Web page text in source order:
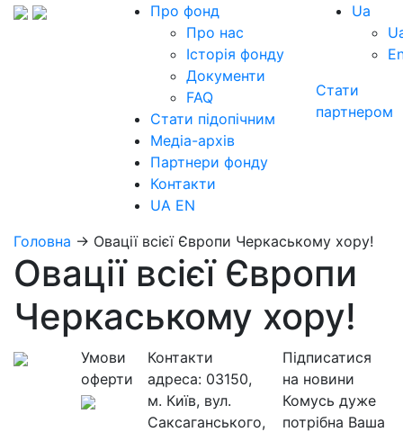
Про фонд
Про нас
Історія фонду
Документи
FAQ
Стати підопічним
Медіа-архів
Партнери фонду
Контакти
UA EN
Ua
Стати
партнером
Головна → Овації всієї Європи Черкаському хору!
Овації всієї Європи
Черкаському хору!
Умови
оферти
Контакти
адреса: 03150,
м. Київ, вул.
Саксаганського,
Підписатися
на новини
Комусь дуже
потрібна Ваша